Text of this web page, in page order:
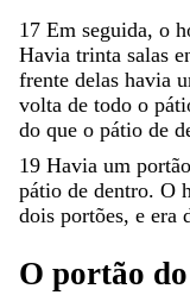
17 Em seguida, o
Havia trinta salas
frente delas havia
volta de todo o
do que o pátio de
19 Havia um portão
pátio de dentro. O
dois portões, e era
O portão do